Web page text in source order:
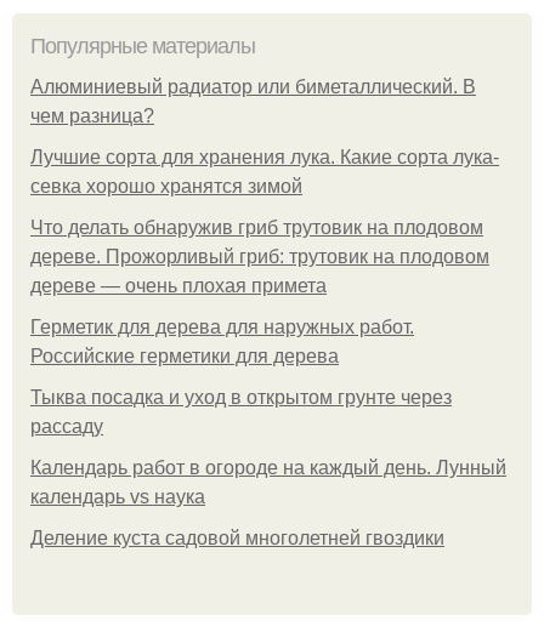
Популярные материалы
Алюминиевый радиатор или биметаллический. В
чем разница?
Лучшие сорта для хранения лука. Какие сорта лука-
севка хорошо хранятся зимой
Что делать обнаружив гриб трутовик на плодовом
дереве. Прожорливый гриб: трутовик на плодовом
дереве — очень плохая примета
Герметик для дерева для наружных работ.
Российские герметики для дерева
Тыква посадка и уход в открытом грунте через
рассаду
Календарь работ в огороде на каждый день. Лунный
календарь vs наука
Деление куста садовой многолетней гвоздики